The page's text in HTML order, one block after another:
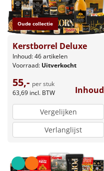
Oude collectie
Kerstborrel Deluxe
Inhoud: 46 artikelen
Voorraad: Uitverkocht
55,- per stuk
63,69 incl. BTW Inhoud
Vergelijken
Verlanglijst